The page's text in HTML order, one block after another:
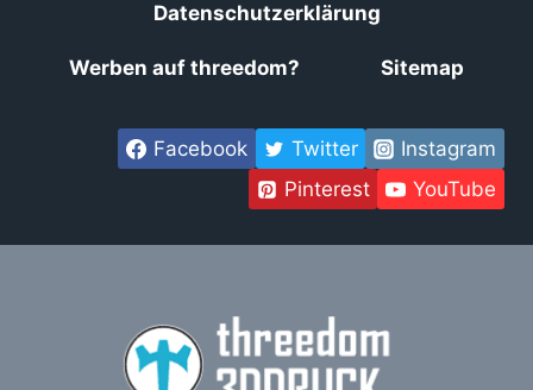
Datenschutzerklärung
Werben auf threedom? Sitemap
Facebook Twitter
Instagram
Pinterest
YouTube